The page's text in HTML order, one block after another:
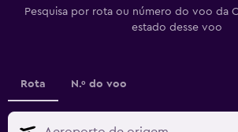
Pesquisa por rota ou número do voo da
estado desse voo
Rota N.º do voo